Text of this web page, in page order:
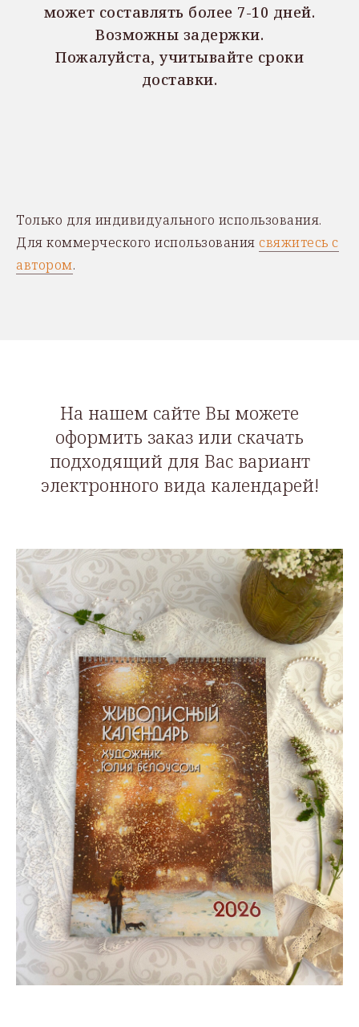
может составлять более 7-10 дней.
Возможны задержки.
Пожалуйста, учитывайте сроки
доставки.
Только для индивидуального использования.
Для коммерческого использования свяжитесь с
автором.
На нашем сайте Вы можете
оформить заказ или скачать
подходящий для Вас вариант
электронного вида календарей!